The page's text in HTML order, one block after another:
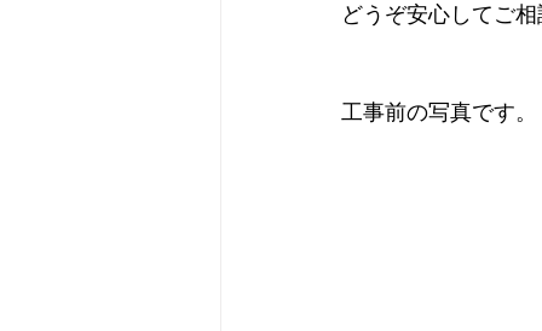
どうぞ安心してご
工事前の写真です。